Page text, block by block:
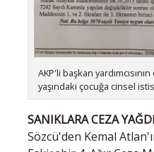
AKP'li başkan
yaşındaki çocuğa cinsel
SANIKLARA CEZA YAĞDI
Sözcü'den Kemal